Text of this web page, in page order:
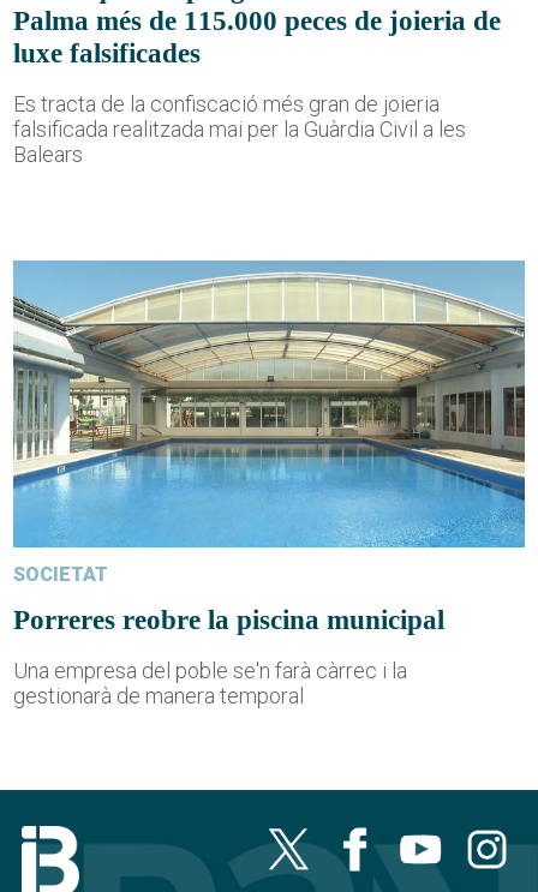
Palma més de 115.000 peces de joieria de
luxe falsificades
Es tracta de la confiscació més gran de joieria
falsificada realitzada mai per la Guàrdia Civil a les
Balears
SOCIETAT
Porreres reobre la piscina municipal
Una empresa del poble se'n farà càrrec i la
gestionarà de manera temporal